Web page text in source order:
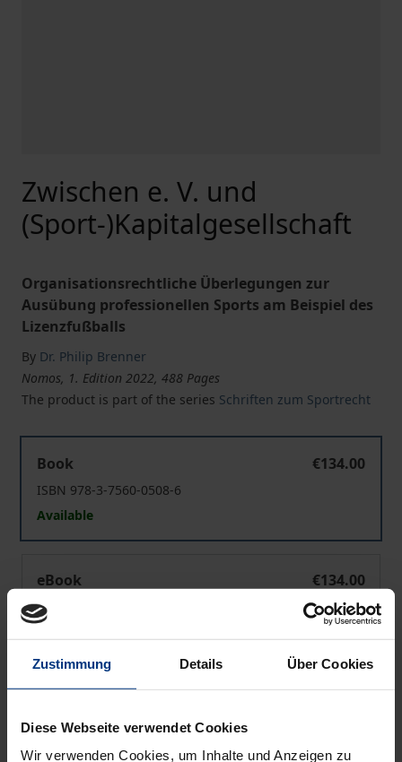
Zustimmung Details Über Cookies
Diese Webseite verwendet Cookies
Wir verwenden Cookies, um Inhalte und Anzeigen zu
Zwischen e. V. und
(Sport-)Kapitalgesellschaft
Organisationsrechtliche Überlegungen zur
Ausübung professionellen Sports am Beispiel des
Lizenzfußballs
By Dr. Philip Brenner
Nomos, 1. Edition 2022, 488 Pages
The product is part of the series Schriften zum Sportrecht
Book
€134.00
ISBN 978-3-7560-0508-6
Available
eBook
€134.00
ISBN 978-3-7489-3831-6
Prices include VAT. Depending on the delivery address, VAT